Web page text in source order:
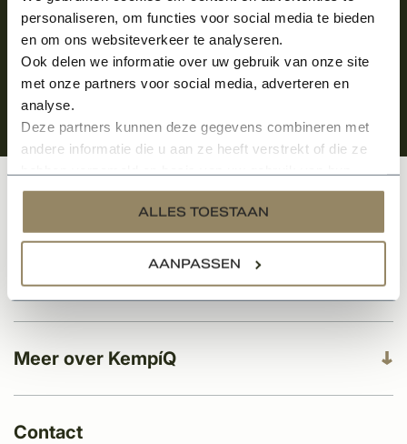
personaliseren, om functies voor social media te bieden
en om ons websiteverkeer te analyseren.
Ook delen we informatie over uw gebruik van onze site
met onze partners voor social media, adverteren en
analyse.
Deze partners kunnen deze gegevens combineren met
andere informatie die u aan ze heeft verstrekt of die ze
services.
ALLES TOESTAAN
AANPASSEN
Meer over KempíQ
Klantenservice
Categorieën
Contact